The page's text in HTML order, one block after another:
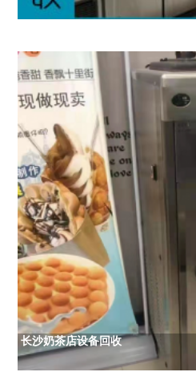
长沙奶茶店设备回收